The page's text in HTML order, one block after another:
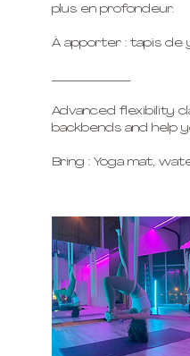
plus en profondeur.
À apporter : tapis de
___________
Advanced flexibility
backbends and help
Bring : Yoga mat,